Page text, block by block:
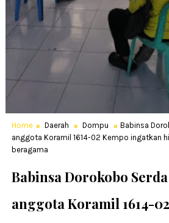
Home Daerah Dompu
Babinsa
anggota Koramil 1614-02 Kempo ingatkan
beragama
Babinsa Dorokobo
anggota Koramil 1614-